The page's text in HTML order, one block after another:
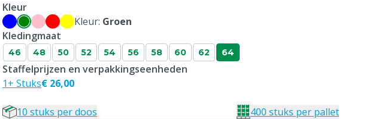
Kleur
Kleur: Groen
Kledingmaat
46 48 50 52 54 56 58 60 62 64
Staffelprijzen en verpakkingseenheden
1+ Stuks€ 26,00
10 stuks per doos 400 stuks per pallet